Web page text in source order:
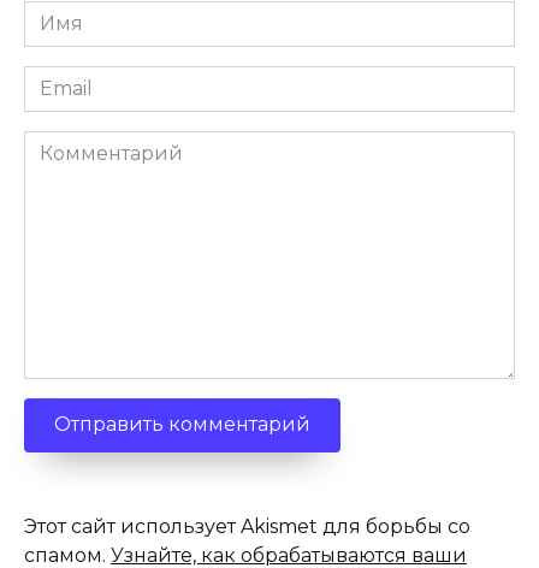
Имя
*
Email
*
Комментарий
Этот сайт использует Akismet для борьбы со
спамом. Узнайте, как обрабатываются ваши